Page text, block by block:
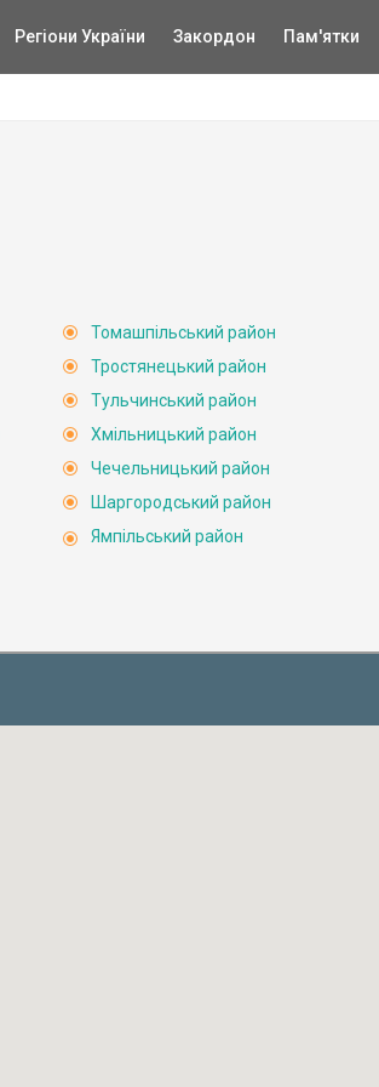
Регіони України Закордон Пам'ятки
Томашпільський район
Тростянецький район
Тульчинський район
Хмільницький район
Чечельницький район
Шаргородський район
Ямпільський район